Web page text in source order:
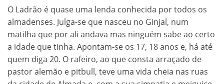
O Ladrão é quase uma lenda conhecida por todos os
almadenses. Julga-se que nasceu no Ginjal, num
matilha que por ali andava mas ninguém sabe ao certo
a idade que tinha. Apontam-se os 17, 18 anos e, há até
quem diga 20. O rafeiro, ao que consta arraçado de
pastor alemão e pitbull, teve uma vida cheia nas ruas